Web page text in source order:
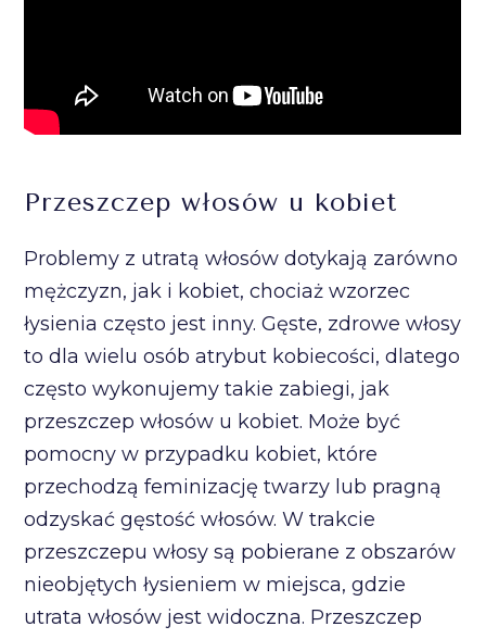
Przeszczep włosów u kobiet
Problemy z utratą włosów dotykają zarówno
mężczyzn, jak i kobiet, chociaż wzorzec
łysienia często jest inny. Gęste, zdrowe włosy
to dla wielu osób atrybut kobiecości, dlatego
często wykonujemy takie zabiegi, jak
przeszczep włosów u kobiet. Może być
pomocny w przypadku kobiet, które
przechodzą feminizację twarzy lub pragną
odzyskać gęstość włosów. W trakcie
przeszczepu włosy są pobierane z obszarów
nieobjętych łysieniem w miejsca, gdzie
utrata włosów jest widoczna. Przeszczep